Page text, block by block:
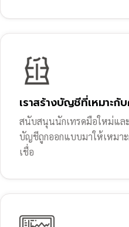
เราสร้างบัญชีที่เหมาะกั
สนับสนุนนักเทรดมือใหม่แล
บัญชีถูกออกแบบมาให้เหมา
เชื่อ